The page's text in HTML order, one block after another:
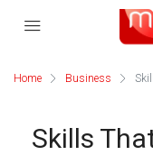
Home Business
Skills